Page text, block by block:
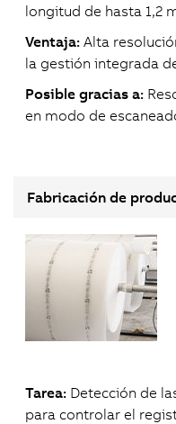
longitud de hasta 1,2
Ventaja: Alta
la gestión integrada
Posible gracias a:
en modo de
Fabricación de
Tarea: Detección de
para controlar el